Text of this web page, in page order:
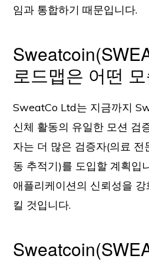
임과 통합하기 때문입니다.
로드맵은 어떤
SweatCo Ltd는 지금까지
신체 활동의 유일한 모션 검
자는 더 많은 검증자(의료 전
동 추적기)를 도입할 계획입
애플리케이션의 신뢰성을
킬 것입니다.